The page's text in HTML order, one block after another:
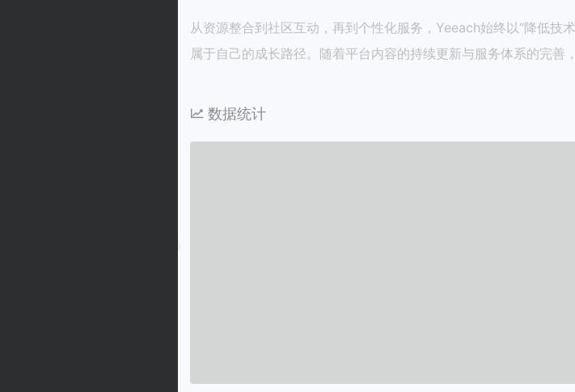
从资源整合到社区互动，再到个性化服务，Yeeach始终以“降低
属于自己的成长路径。随着平台内容的持续更新与服务体系的完善
数据统计